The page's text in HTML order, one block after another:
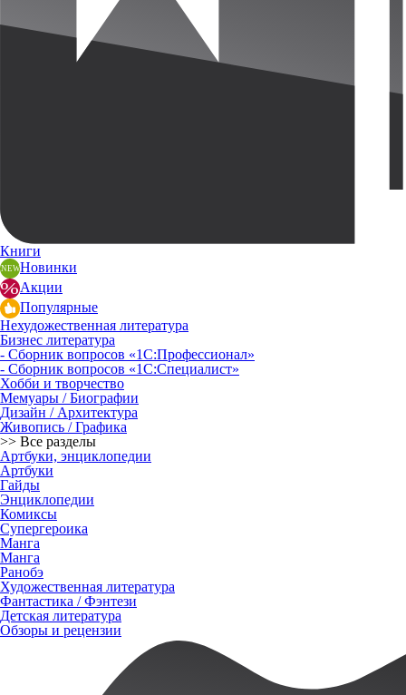
Книги
Новинки
Акции
Популярные
Нехудожественная литература
Бизнес литература
- Сборник вопросов «1С:Профессионал»
- Сборник вопросов «1С:Специалист»
Хобби и творчество
Мемуары / Биографии
Дизайн / Архитектура
Живопись / Графика
>> Все разделы
Артбуки, энциклопедии
Артбуки
Гайды
Энциклопедии
Комиксы
Супергероика
Манга
Манга
Ранобэ
Художественная литература
Фантастика / Фэнтези
Детская литература
Обзоры и рецензии